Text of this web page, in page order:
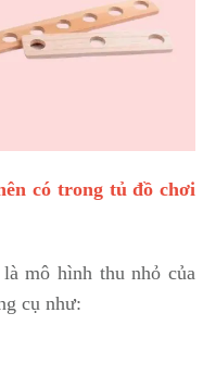
có trong tủ đồ chơi
là mô hình thu nhỏ của
cụ như: